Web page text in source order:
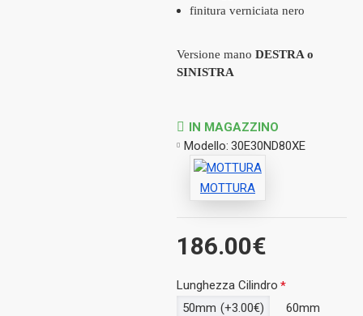
finitura verniciata nero
Versione manoDESTRA o
SINISTRA
186.00€
IN MAGAZZINO
Modello: 30E30ND80XE
MOTTURA
Lunghezza Cilindro
50mm (+3.00€) 60mm